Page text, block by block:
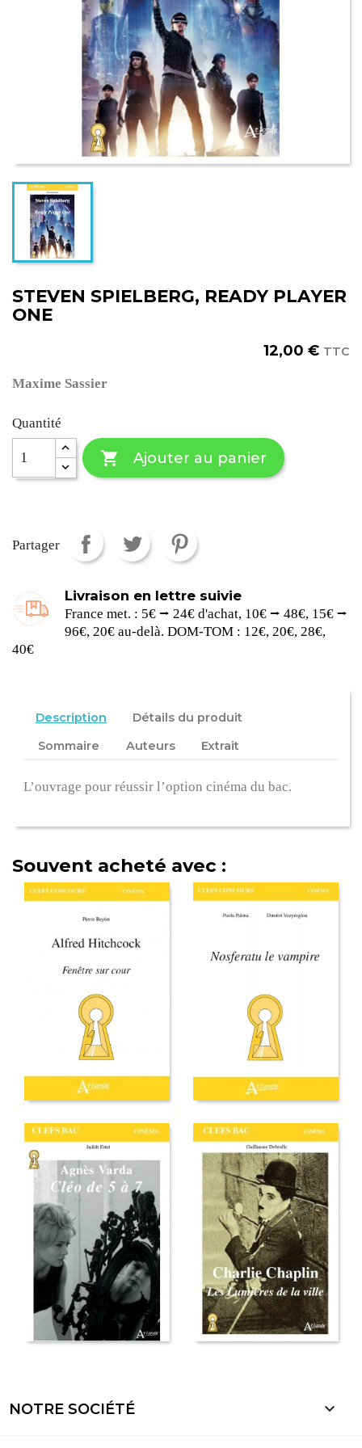
STEVEN SPIELBERG, READY PLAYER
ONE
12,00 € TTC
Maxime Sassier
Quantité
 Ajouter au panier
Partager
Livraison en lettre suivie
France met. : 5€ ⭢ 24€ d'achat, 10€ ⭢ 48€, 15€ ⭢
96€, 20€ au-delà. DOM-TOM : 12€, 20€, 28€,
40€
Description
Détails du produit
Sommaire
Auteurs Extrait
L’ouvrage pour réussir l’option cinéma du bac.
Souvent acheté avec :
NOTRE SOCIÉTÉ 